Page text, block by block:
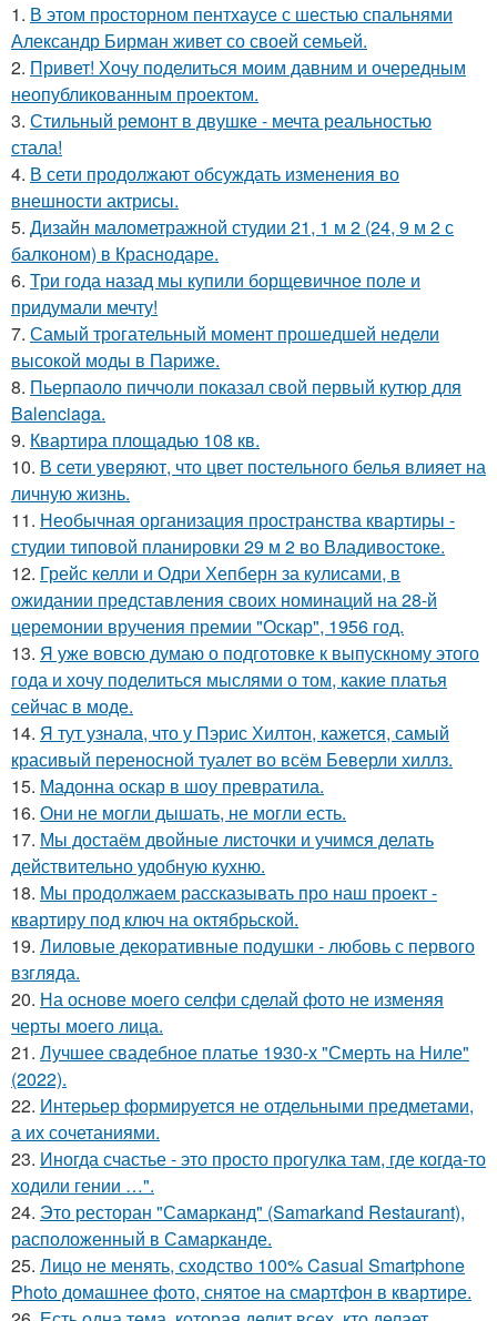
1. В этом просторном пентхаусе с шестью спальнями
Александр Бирман живет со своей семьей.
2. Привет! Хочу поделиться моим давним и очередным
неопубликованным проектом.
3. Стильный ремонт в двушке - мечта реальностью
стала!
4. В сети продолжают обсуждать изменения во
внешности актрисы.
5. Дизайн малометражной студии 21, 1 м 2 (24, 9 м 2 с
балконом) в Краснодаре.
6. Три года назад мы купили борщевичное поле и
придумали мечту!
7. Самый трогательный момент прошедшей недели
высокой моды в Париже.
8. Пьерпаоло пиччоли показал свой первый кутюр для
Balenciaga.
9. Квартира площадью 108 кв.
10. В сети уверяют, что цвет постельного белья влияет на
личную жизнь.
11. Необычная организация пространства квартиры -
студии типовой планировки 29 м 2 во Владивостоке.
12. Грейс келли и Одри Хепберн за кулисами, в
ожидании представления своих номинаций на 28-й
церемонии вручения премии "Оскар", 1956 год.
13. Я уже вовсю думаю о подготовке к выпускному этого
года и хочу поделиться мыслями о том, какие платья
сейчас в моде.
14. Я тут узнала, что у Пэрис Хилтон, кажется, самый
красивый переносной туалет во всём Беверли хиллз.
15. Мадонна оскар в шоу превратила.
16. Они не могли дышать, не могли есть.
17. Мы достаём двойные листочки и учимся делать
действительно удобную кухню.
18. Мы продолжаем рассказывать про наш проект -
квартиру под ключ на октябрьской.
19. Лиловые декоративные подушки - любовь с первого
взгляда.
20. На основе моего селфи сделай фото не изменяя
черты моего лица.
21. Лучшее свадебное платье 1930-х "Смерть на Ниле"
(2022).
22. Интерьер формируется не отдельными предметами,
а их сочетаниями.
23. Иногда счастье - это просто прогулка там, где когда-то
ходили гении …".
24. Это ресторан "Самарканд" (Samarkand Restaurant),
расположенный в Самарканде.
25. Лицо не менять, сходство 100% Casual Smartphone
Photo домашнее фото, снятое на смартфон в квартире.